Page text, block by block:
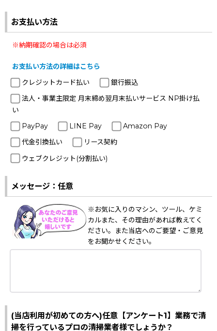
お支払い方法
※納期確認の場合は必須
お支払い方法の詳細はこちら
クレジットカード払い
銀行振込
法人・事業主限定 月末締め翌月末払いサービス NP掛け払
い
PayPay
LINE Pay
Amazon Pay
代金引換払い
リース契約
ウェブクレジット(分割払い)
メッセージ：任意
※お気に入りのマシン、ツール、ケミ
カルまた、その理由があれば教えてく
ださい。また当店へのご要望・ご意見
をお聞かせください。
(当店利用が初めての方へ)任意【アンケート1】業務で清
掃を行っているプロの清掃業者様でしょうか？